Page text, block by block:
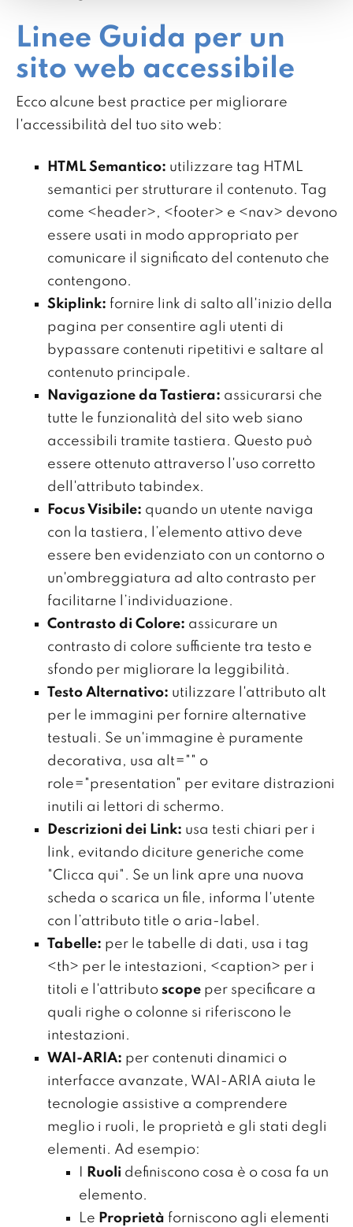
Linee Guida per un
sito web accessibile
Ecco alcune best practice per migliorare
l'accessibilità del tuo sito web:
HTML Semantico: utilizzare tag HTML
semantici per strutturare il contenuto. Tag
come <header>, <footer> e <nav> devono
essere usati in modo appropriato per
comunicare il significato del contenuto che
contengono.
Skiplink: fornire link di salto all'inizio della
pagina per consentire agli utenti di
bypassare contenuti ripetitivi e saltare al
contenuto principale.
Navigazione da Tastiera: assicurarsi che
tutte le funzionalità del sito web siano
accessibili tramite tastiera. Questo può
essere ottenuto attraverso l'uso corretto
dell'attributo tabindex.
Focus Visibile: quando un utente naviga
con la tastiera, l’elemento attivo deve
essere ben evidenziato con un contorno o
un'ombreggiatura ad alto contrasto per
facilitarne l’individuazione.
Contrasto di Colore: assicurare un
contrasto di colore sufficiente tra testo e
sfondo per migliorare la leggibilità.
Testo Alternativo: utilizzare l'attributo alt
per le immagini per fornire alternative
testuali. Se un'immagine è puramente
decorativa, usa alt="" o
role="presentation" per evitare distrazioni
inutili ai lettori di schermo.
Descrizioni dei Link: usa testi chiari per i
link, evitando diciture generiche come
"Clicca qui". Se un link apre una nuova
scheda o scarica un file, informa l'utente
con l’attributo title o aria-label.
Tabelle: per le tabelle di dati, usa i tag
<th> per le intestazioni, <caption> per i
titoli e l'attributo scope per specificare a
quali righe o colonne si riferiscono le
intestazioni.
WAI-ARIA: per contenuti dinamici o
interfacce avanzate, WAI-ARIA aiuta le
tecnologie assistive a comprendere
meglio i ruoli, le proprietà e gli stati degli
elementi. Ad esempio:
Ruoli definiscono cosa è o cosa fa un
elemento.
Le Proprietà forniscono agli elementi